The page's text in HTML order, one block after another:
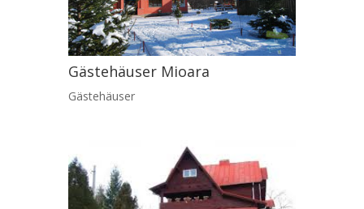
Gästehäuser Mioara
Gästehäuser